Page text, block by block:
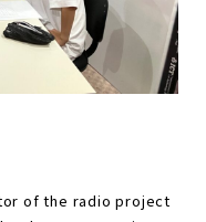
of the radio project